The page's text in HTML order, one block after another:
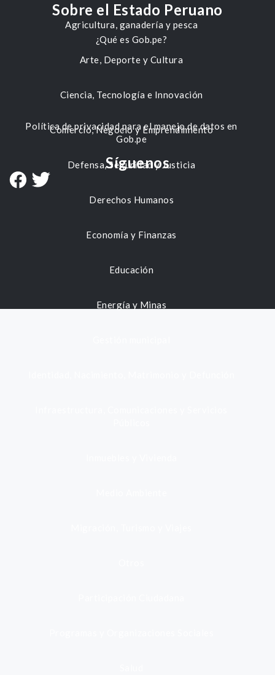
Agricultura, ganadería y pesca
Arte, Deporte y Cultura
Ciencia, Tecnología e Innovación
Comercio, Negocio y Emprendimiento
Defensa, Seguridad y Justicia
Derechos Humanos
Economía y Finanzas
Educación
Energía y Minas
Sobre el Estado Peruano
¿Qué es Gob.pe?
Política de privacidad para el manejo de datos en
Gob.pe
Síguenos